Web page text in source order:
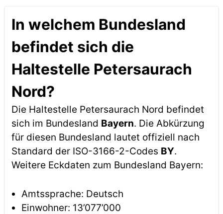
In welchem Bundesland
befindet sich die
Haltestelle Petersaurach
Nord?
Die Haltestelle Petersaurach Nord befindet
sich im Bundesland Bayern. Die Abkürzung
für diesen Bundesland lautet offiziell nach
Standard der ISO-3166-2-Codes BY.
Weitere Eckdaten zum Bundesland Bayern:
Amtssprache: Deutsch
Einwohner: 13’077’000